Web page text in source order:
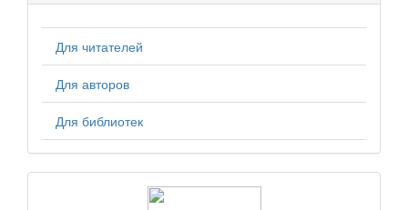
Для читателей
Для авторов
Для библиотек